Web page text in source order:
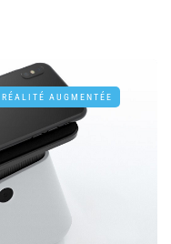
RÉALITÉ AUGMENTÉE